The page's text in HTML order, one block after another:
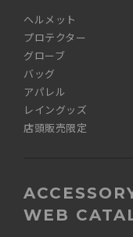
ヘルメット
プロテクター
グローブ
バッグ
アパレル
レイングッズ
店頭販売限定
WEB